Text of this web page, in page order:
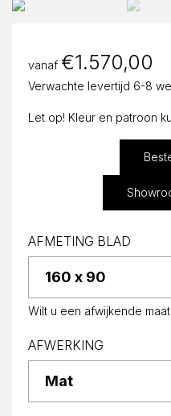
vanaf €1.570,00
Verwachte levertijd 6-8
Let op! Kleur en patroon
AFMETING BLAD
Wilt u een afwijkende
AFWERKING